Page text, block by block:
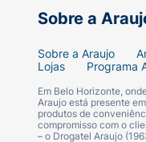
Em
Sobre a
Sobre a Araujo
Lojas
Programa
Em Belo Horizonte,
Araujo está presente
produtos de
compromisso com o
– o Drogatel Araujo